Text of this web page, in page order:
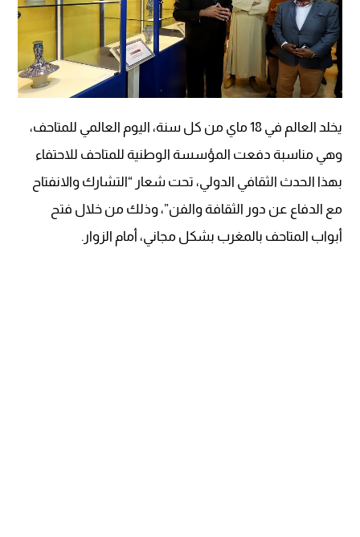
يخلد العالم في 18 ماي من كل سنة، اليوم العالمي للمتاحف،
وهي مناسبة دفعت المؤسسة الوطنية للمتاحف للاحتفاء
بهذا الحدث الثقافي الدولي، تحت شعار “التشارك والانفتاح
مع الدفاع عن دور الثقافة والفن”، وذلك من خلال فتح
أبواب المتاحف بالمغرب بشكل مجاني، أمام الزوار.